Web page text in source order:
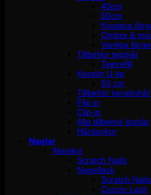
40cm
60cm
Kreativa
Ombre &
Vanliga
Tillbehör tejphår
Tejprefill
Keratin U-tip
50 cm
Tillbehör keratinhår
Flip in
Clip-in
Alla tillbehör löshår
Hårdockor
Naglar
Manikyr
Scratch Nails
Nagellack
Scratch
Cuccio Lack